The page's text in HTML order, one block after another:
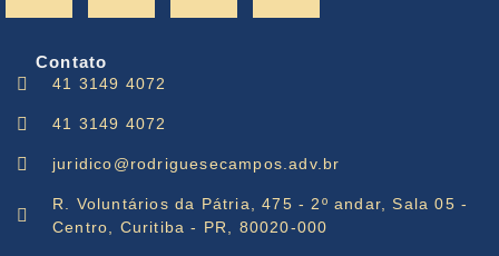
Contato
41 3149 4072
41 3149 4072
juridico@rodriguesecampos.adv.br
R. Voluntários da Pátria, 475 - 2º andar, Sala 05 -
Centro, Curitiba - PR, 80020-000